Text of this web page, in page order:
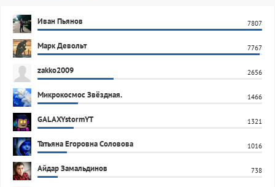
Иван Пьянов 7807
Марк Девольт 7767
zakko2009 2656
Микрокосмос Звёздная. 1466
GALAXYstormYT 1321
Татьяна Егоровна Соловова 1016
Айдар Замальдинов 738